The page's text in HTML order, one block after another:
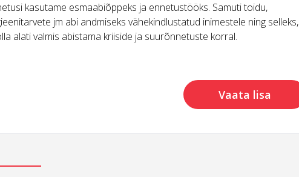
kasutame esmaabiõppeks ja ennetustööks. Samuti toidu,
jm abi andmiseks vähekindlustatud inimestele ning selleks,
alati valmis abistama kriiside ja suurõnnetuste korral.
Vaata lisa